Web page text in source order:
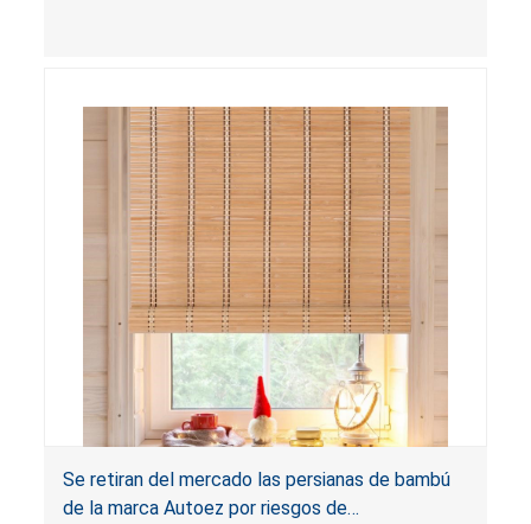
las persianas también infringen los requisitos de
etiquetado para cortinas.
Se retiran del mercado las persianas de bambú
de la marca Autoez por riesgos de